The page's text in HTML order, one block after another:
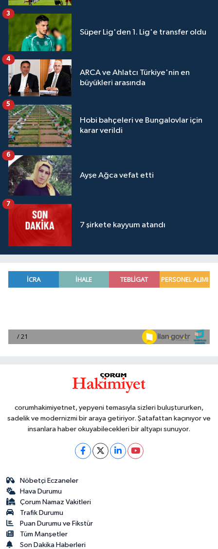
Süper Lig'den 1. Lig'e transfer oldu
3
ARCA ve Ahlatcı Türkiye'nin en
büyükleri arasında
4
Hobi bahçeleri ve Bungalovlar için
karar verildi
5
Ayşe Ağca vefat etti
6
7 şirkete kayyum atandı
7
corumhakimiyetnet, yepyeni temasıyla sizleri buluştururken,
sadelik ve modernizmi bir araya getiriyor. Şatafattan kaçınıyor ve
insanlara haber okuyabilecekleri bir altyapı sunuyor.
Nöbetçi Eczaneler
Hava Durumu
Çorum Namaz Vakitleri
Trafik Durumu
Puan Durumu ve Fikstür
Tüm Manşetler
Son Dakika Haberleri